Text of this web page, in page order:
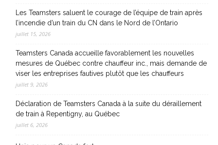
Les Teamsters saluent le courage de l’équipe de train après
l’incendie d’un train du CN dans le Nord de l’Ontario
juillet 15, 2026
Teamsters Canada accueille favorablement les nouvelles
mesures de Québec contre chauffeur inc., mais demande de
viser les entreprises fautives plutôt que les chauffeurs
juillet 9, 2026
Déclaration de Teamsters Canada à la suite du déraillement
de train à Repentigny, au Québec
juillet 6, 2026